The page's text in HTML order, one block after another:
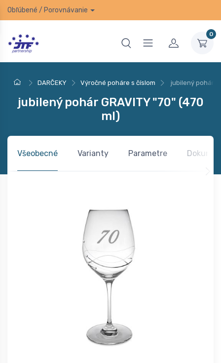
Obľúbené / Porovnávanie
0
DARČEKY Výročné poháre s číslom jubilený pohár
jubilený pohár GRAVITY "70" (470
ml)
Všeobecné Varianty Parametre